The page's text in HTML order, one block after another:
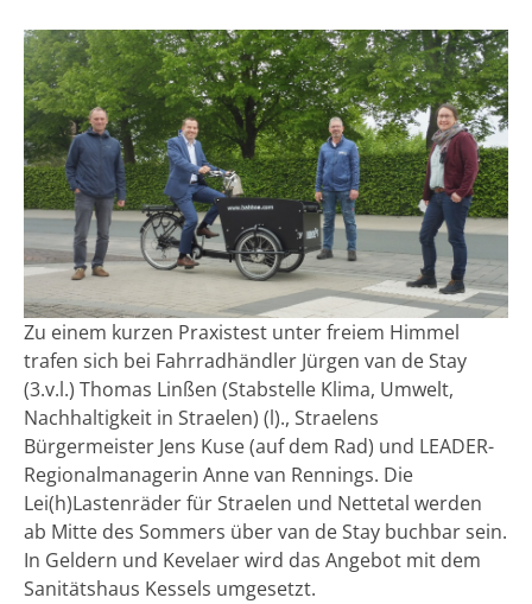
Zu einem kurzen Praxistest unter freiem Himmel
trafen sich bei Fahrradhändler Jürgen van de Stay
(3.v.l.) Thomas Linßen (Stabstelle Klima, Umwelt,
Nachhaltigkeit in Straelen) (l)., Straelens
Bürgermeister Jens Kuse (auf dem Rad) und LEADER-
Regionalmanagerin Anne van Rennings. Die
Lei(h)Lastenräder für Straelen und Nettetal werden
ab Mitte des Sommers über van de Stay buchbar sein.
In Geldern und Kevelaer wird das Angebot mit dem
Sanitätshaus Kessels umgesetzt.